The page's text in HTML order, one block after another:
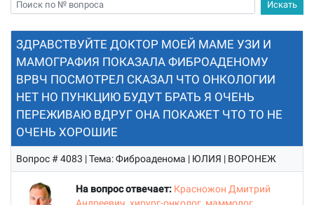
ЗДРАВСТВУЙТЕ ДОКТОР МОЕЙ МАМЕ УЗИ И
МАМОГРАФИЯ ПОКАЗАЛА ФИБРОАДЕНОМУ
ВРВЧ ПОСМОТРЕЛ СКАЗАЛ ЧТО ОНКОЛОГИИ
НЕТ НО ПУНКЦИЮ БУДУТ БРАТЬ Я ОЧЕНЬ
ПЕРЕЖИВАЮ ВДРУГ ОНА ПОКАЖЕТ ЧТО ТО НЕ
ОЧЕНЬ ХОРОШИЕ
Вопрос # 4083 | Тема: Фиброаденома | ЮЛИЯ | ВОРОНЕЖ
На вопрос отвечает: Красножон Дмитрий